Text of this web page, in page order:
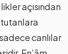
açısından
tutanlara
sadece canlılar